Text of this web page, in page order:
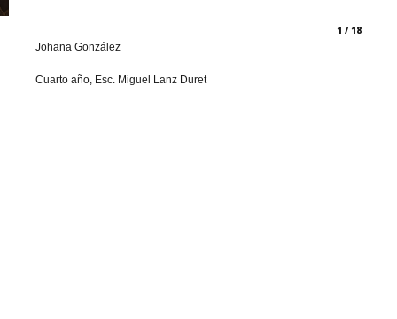
Johana González
Cuarto año, Esc. Miguel Lanz Duret
1 / 18